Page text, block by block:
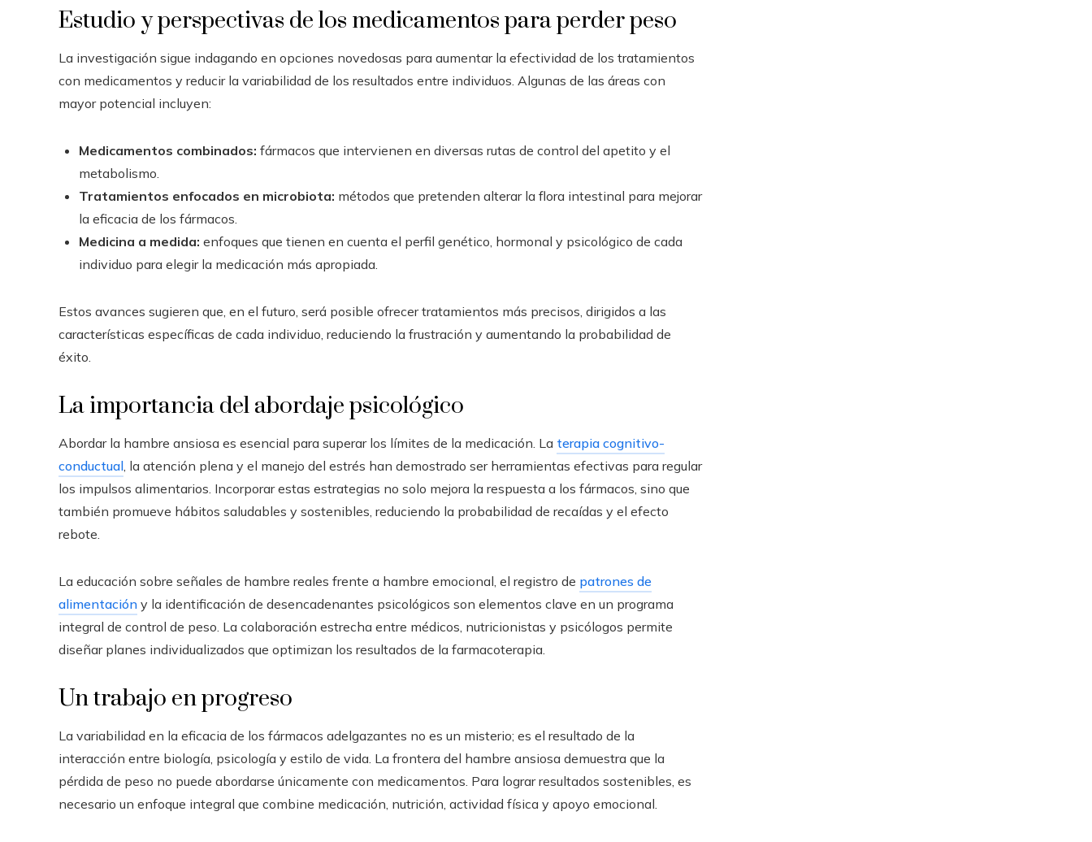
Estudio y perspectivas de los medicamentos para perder peso
La investigación sigue indagando en opciones novedosas para aumentar la efectividad de los tratamientos
con medicamentos y reducir la variabilidad de los resultados entre individuos. Algunas de las áreas con
mayor potencial incluyen:
Medicamentos combinados: fármacos que intervienen en diversas rutas de control del apetito y el
metabolismo.
Tratamientos enfocados en microbiota: métodos que pretenden alterar la flora intestinal para mejorar
la eficacia de los fármacos.
Medicina a medida: enfoques que tienen en cuenta el perfil genético, hormonal y psicológico de cada
individuo para elegir la medicación más apropiada.
Estos avances sugieren que, en el futuro, será posible ofrecer tratamientos más precisos, dirigidos a las
características específicas de cada individuo, reduciendo la frustración y aumentando la probabilidad de
éxito.
La importancia del abordaje psicológico
Abordar la hambre ansiosa es esencial para superar los límites de la medicación. La terapia cognitivo-
conductual, la atención plena y el manejo del estrés han demostrado ser herramientas efectivas para regular
los impulsos alimentarios. Incorporar estas estrategias no solo mejora la respuesta a los fármacos, sino que
también promueve hábitos saludables y sostenibles, reduciendo la probabilidad de recaídas y el efecto
rebote.
La educación sobre señales de hambre reales frente a hambre emocional, el registro de patrones de
alimentación y la identificación de desencadenantes psicológicos son elementos clave en un programa
integral de control de peso. La colaboración estrecha entre médicos, nutricionistas y psicólogos permite
diseñar planes individualizados que optimizan los resultados de la farmacoterapia.
Un trabajo en progreso
La variabilidad en la eficacia de los fármacos adelgazantes no es un misterio; es el resultado de la
interacción entre biología, psicología y estilo de vida. La frontera del hambre ansiosa demuestra que la
pérdida de peso no puede abordarse únicamente con medicamentos. Para lograr resultados sostenibles, es
necesario un enfoque integral que combine medicación, nutrición, actividad física y apoyo emocional.